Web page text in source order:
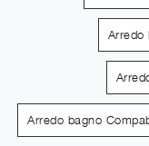
Arredo
Arredo bagno